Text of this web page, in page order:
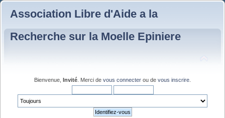
Association Libre d'Aide a la
Recherche sur la Moelle Epiniere
Bienvenue, Invité . Merci de vous connecter ou de vous inscrire